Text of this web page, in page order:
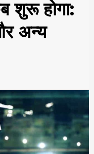
शुरू होगा:
अन्य